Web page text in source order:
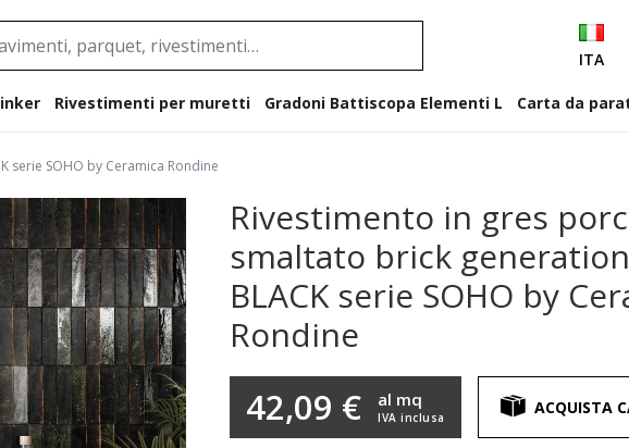
ITA
Rivestimenti per muretti Gradoni Battiscopa Elementi L Carta da
SOHO by Ceramica Rondine
Rivestimento in gres
smaltato brick
BLACK serie SOHO by
Rondine
42,09 € IVA inclusa
al mq ACQUISTA